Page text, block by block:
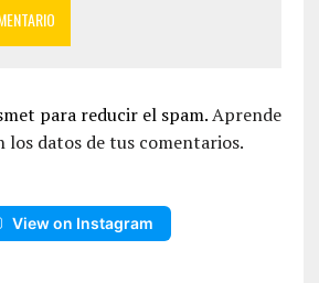
para reducir el spam.Aprende
los datos de tus comentarios.
View on Instagram